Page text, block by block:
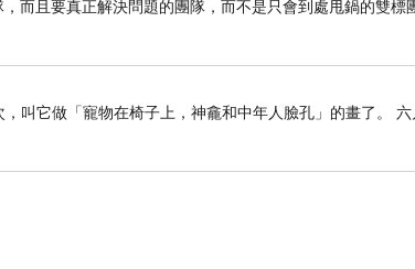
而且要真正解決問題的團隊，而不是只會到處甩鍋的雙標
叫它做「寵物在椅子上，神龕和中年人臉孔」的畫了。 六